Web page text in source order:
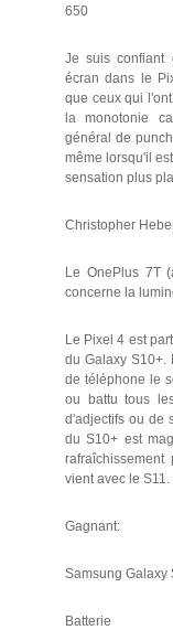
650
Je suis confiant
écran dans le
que ceux qui
la monotonie
général de
même lorsqu'il
sensation plus
Christopher
Le OnePlus 7T
concerne la
Le Pixel 4 est
du Galaxy S10+.
de téléphone le
ou battu tous
d'adjectifs ou de
du S10+ est
vient avec le S11.
Gagnant:
Samsung Galaxy
Batterie